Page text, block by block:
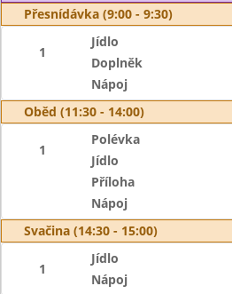
Přesnídávka (9:00 - 9:30)
1
Jídlo
Doplněk
Nápoj
Oběd (11:30 - 14:00)
1
Polévka
Jídlo
Příloha
Nápoj
Svačina (14:30 - 15:00)
1
Jídlo
Nápoj